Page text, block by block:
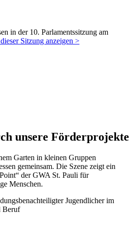
in der 10. Parlamentssitzung am
Sitzung anzeigen >
unsere Förderprojekte
Jugendlicher im
Beruf